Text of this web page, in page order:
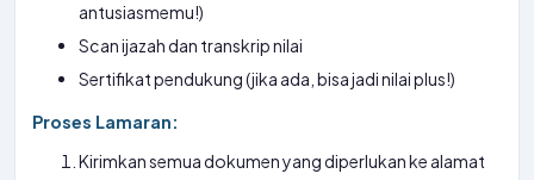
antusiasmemu!)
Scan ijazah dan transkrip nilai
Sertifikat pendukung (jika ada, bisa jadi nilai plus!)
Proses Lamaran:
Kirimkan semua dokumen yang diperlukan ke alamat